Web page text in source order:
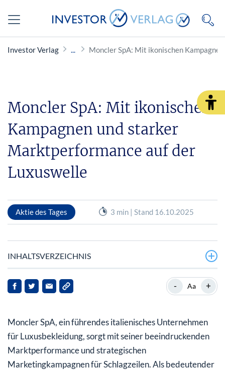
Investor Verlag Moncler SpA: Mit ikonischen
Moncler SpA: Mit ikonischen
Kampagnen und starker
Marktperformance auf der
Luxuswelle
Aktie des Tages 3 min | Stand 16.10.2025
INHALTSVERZEICHNIS
Wie hat sich die Moncler-Aktie in letzter Zeit
entwickelt?
das Markenimage von Moncler?
Wie schneidet Moncler im Vergleich zu anderen
Unternehmen der Branche finanziell ab?
- Aa +
Moncler SpA, ein führendes italienisches Unternehmen
für Luxusbekleidung, sorgt mit seiner beeindruckenden
Marktperformance und strategischen
Marketingkampagnen für Schlagzeilen. Als bedeutender